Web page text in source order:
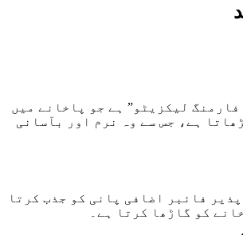
فارمنگ لیکزیٹو” ہے جو پاخانے میں
ہے، جس سے وہ نرم اور بآسانی
فائبر اضافی پانی کو جذب کرتا
کو گاڑھا کرتا ہے۔